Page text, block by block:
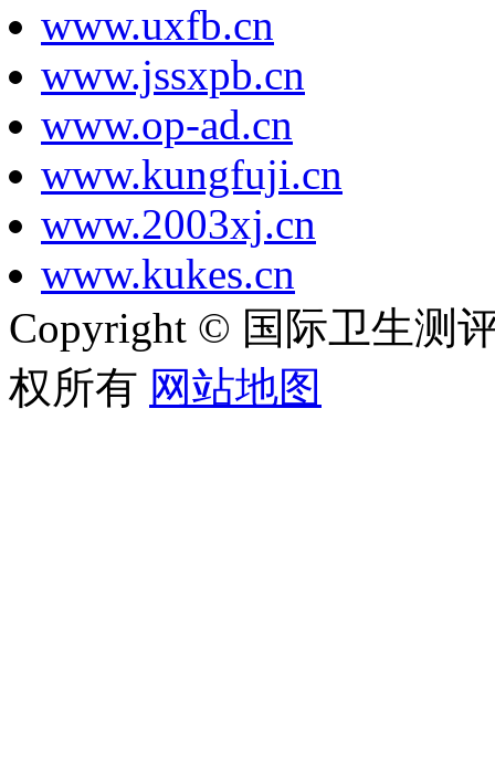
www.uxfb.cn
www.jssxpb.cn
www.op-ad.cn
www.kungfuji.cn
www.2003xj.cn
www.kukes.cn
Copyright © 国际卫生测
权所有 网站地图